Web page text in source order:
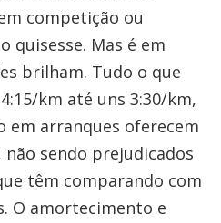
competição ou
quisesse. Mas é em
brilham. Tudo o que
km até uns 3:30/km,
em arranques oferecem
sendo prejudicados
têm comparando com
O amortecimento e